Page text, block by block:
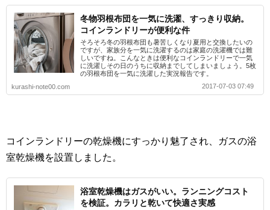
冬物羽根布団を一気に洗濯、すっきり収納。
コインランドリーが便利な件
そろそろ冬の羽根布団も暑苦しくなり夏用と交換したいの
ですが、家族分を一気に洗濯するのは家庭の洗濯機では難
しいですね。こんなときは便利なコインランドリーで一気
に洗濯しその日のうちに収納までしてしまいましょう。5枚
の羽根布団を一気に洗濯した実況報告です。
kurashi-note00.com
2017-07-03 07:49
コインランドリーの乾燥機にすっかり魅了され、ガスの浴
室乾燥機を設置しました。
浴室乾燥機はガスがいい。ランニングコスト
を検証。カラリと乾いて快適さ実感